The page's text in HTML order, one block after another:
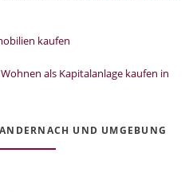
kaufen
als Kapitalanlage kaufen in
UND UMGEBUNG